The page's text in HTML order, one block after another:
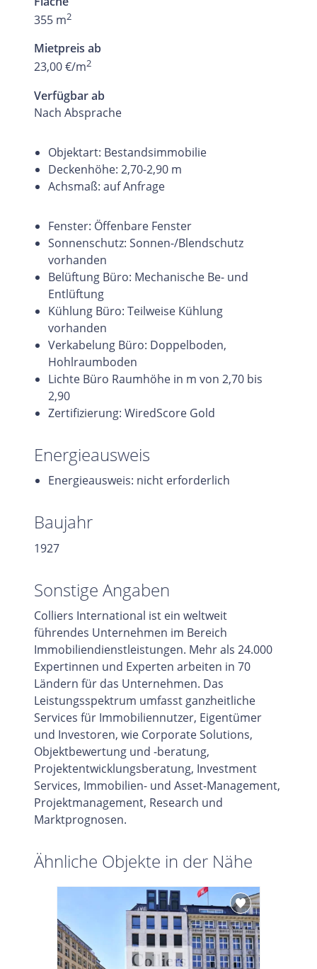
355 m2
Mietpreis ab
23,00 €/m2
Verfügbar ab
Nach Absprache
Objektart: Bestandsimmobilie
Deckenhöhe: 2,70-2,90 m
Achsmaß: auf Anfrage
Fenster: Öffenbare Fenster
Sonnenschutz: Sonnen-/Blendschutz
vorhanden
Belüftung Büro: Mechanische Be- und
Entlüftung
Kühlung Büro: Teilweise Kühlung
vorhanden
Verkabelung Büro: Doppelboden,
Hohlraumboden
Lichte Büro Raumhöhe in m von 2,70 bis
2,90
Zertifizierung: WiredScore Gold
Energieausweis
Energieausweis: nicht erforderlich
Baujahr
1927
Sonstige Angaben
Colliers International ist ein weltweit
führendes Unternehmen im Bereich
Immobiliendienstleistungen. Mehr als 24.000
Expertinnen und Experten arbeiten in 70
Ländern für das Unternehmen. Das
Leistungsspektrum umfasst ganzheitliche
Services für Immobiliennutzer, Eigentümer
und Investoren, wie Corporate Solutions,
Objektbewertung und -beratung,
Projektentwicklungsberatung, Investment
Services, Immobilien- und Asset-Management,
Projektmanagement, Research und
Marktprognosen.
Ähnliche Objekte in der Nähe